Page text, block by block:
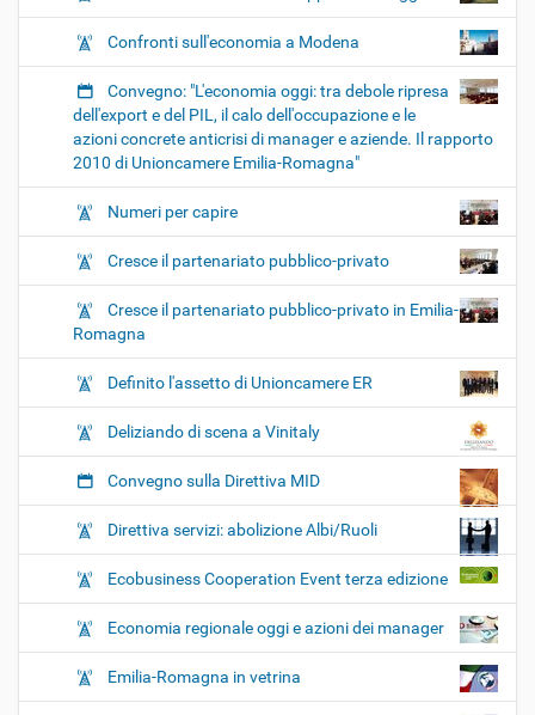
Confronti sull'economia a Modena
Convegno: "L'economia oggi: tra debole ripresa
dell'export e del PIL, il calo dell'occupazione e le
azioni concrete anticrisi di manager e aziende. Il rapporto
2010 di Unioncamere Emilia-Romagna"
Numeri per capire
Cresce il partenariato pubblico-privato
Cresce il partenariato pubblico-privato in Emilia-
Romagna
Definito l'assetto di Unioncamere ER
Deliziando di scena a Vinitaly
Convegno sulla Direttiva MID
Direttiva servizi: abolizione Albi/Ruoli
Ecobusiness Cooperation Event terza edizione
Economia regionale oggi e azioni dei manager
Emilia-Romagna in vetrina